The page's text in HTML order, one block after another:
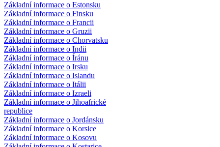
Základní informace o Estonsku
Základní informace o Finsku
Základní informace o Francii
Základní informace o Gruzii
Základní informace o Chorvatsku
Základní informace o Indii
Základní informace o Íránu
Základní informace o Irsku
Základní informace o Islandu
Základní informace o Itálii
Základní informace o Izraeli
Základní informace o Jihoafrické
republice
Základní informace o Jordánsku
Základní informace o Korsice
Základní informace o Kosovu